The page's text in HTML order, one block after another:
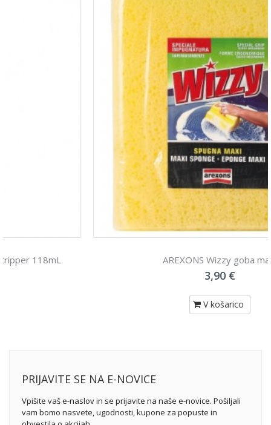
AREXONS Wizzy goba maxi
PRIJAVITE SE NA E-NOVICE
Vpišite vaš e-naslov in se prijavite na naše e-novice. Pošiljali
vam bomo nasvete, ugodnosti, kupone za popuste in